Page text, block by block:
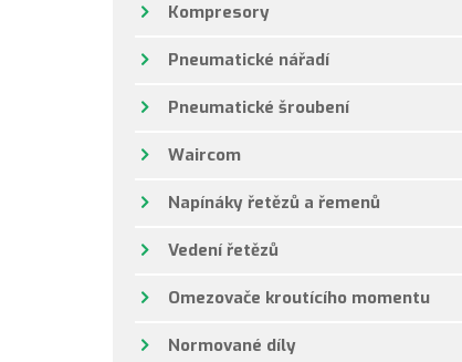
Kompresory
Pneumatické nářadí
Pneumatické šroubení
Waircom
Napínáky řetězů a řemenů
Vedení řetězů
Omezovače kroutícího momentu
Normované díly